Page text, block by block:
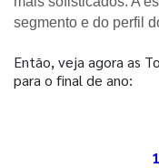
segmento e do perfil
Então, veja agora as
para o final de ano: